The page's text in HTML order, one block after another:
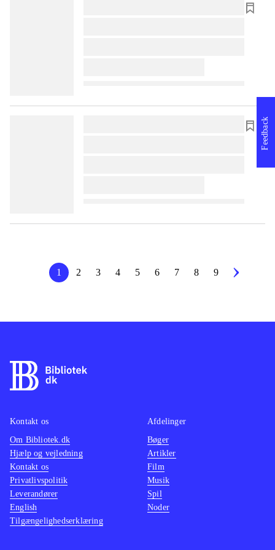
lorem ipsum dolor sit amet ...
lorem ipsum dolor sit amet ...
lorem ipsum dolor sit amet ...
lorem ipsum dolor sit amet ...
1 2 3 4 5 6 7 8 9
Feedback
Kontakt os
Om Bibliotek.dk
Hjælp og vejledning
Kontakt os
Privatlivspolitik
Leverandører
English
Tilgængelighedserklæring
Afdelinger
Bøger
Artikler
Film
Musik
Spil
Noder